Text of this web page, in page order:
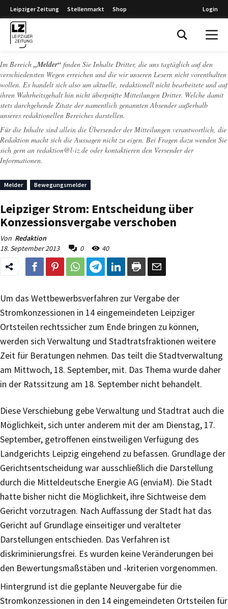
Leipziger Zeitung Stellenmarkt Shop Login
Im Bereich „Melder“ finden Sie Inhalte Dritter, die uns tagtäglich auf den
verschiedensten Wegen erreichen und die wir unseren Lesern nicht vorenthalten
wollen. Es handelt sich also um aktuelle, redaktionell nicht bearbeitete und auf
ihren Wahrheitsgehalt hin nicht überprüfte Mitteilungen Dritter. Welche damit
stets durchgehende Zitate der namentlich genannten Absender außerhalb
unseres redaktionellen Bereiches darstellen.
Für die Inhalte sind allein die Übersender der Mitteilungen verantwortlich, die
Redaktion macht sich die Aussagen nicht zu eigen. Bei Fragen dazu wenden Sie
sich gern an redaktion@l-iz.de oder kontaktieren den Versender der
Informationen.
Melder Bewegungsmelder
Leipziger Strom: Entscheidung über
Konzessionsvergabe verschoben
Von Redaktion
18. September 2013
0 40
Um das Wettbewerbsverfahren zur Vergabe der
Stromkonzessionen in 14 eingemeindeten Leipziger
Ortsteilen rechtssicher zum Ende bringen zu können,
werden sich Verwaltung und Stadtratsfraktionen weitere
Zeit für Beratungen nehmen. Das teilt die Stadtverwaltung
am Mittwoch, 18. September, mit. Das Thema wurde daher
in der Ratssitzung am 18. September nicht behandelt.
Diese Verschiebung gebe Verwaltung und Stadtrat auch die
Möglichkeit, sich unter anderem mit der am Dienstag, 17.
September, getroffenen einstweiligen Verfügung des
Landgerichts Leipzig eingehend zu befassen. Grundlage der
Gerichtsentscheidung war ausschließlich die Darstellung
durch die Mitteldeutsche Energie AG (enviaM). Die Stadt
hatte bisher nicht die Möglichkeit, ihre Sichtweise dem
Gericht vorzutragen. Nach Auffassung der Stadt hat das
Gericht auf Grundlage einseitiger und veralteter
Darstellungen entschieden. Das Verfahren ist
diskriminierungsfrei. Es wurden keine Veränderungen bei
den Bewertungsmaßstäben und -kriterien vorgenommen.
Hintergrund ist die geplante Neuvergabe für die
Stromkonzessionen in den 14 eingemeindeten Ortsteilen für